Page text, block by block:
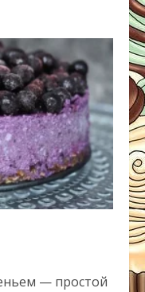
— простой